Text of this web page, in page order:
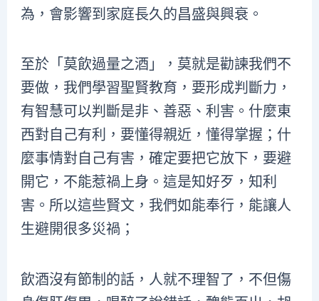
為，會影響到家庭長久的昌盛與興衰。
至於「莫飲過量之酒」，莫就是勸諫我們不
要做，我們學習聖賢教育，要形成判斷力，
有智慧可以判斷是非、善惡、利害。什麼東
西對自己有利，要懂得親近，懂得掌握；什
麼事情對自己有害，確定要把它放下，要避
開它，不能惹禍上身。這是知好歹，知利
害。所以這些賢文，我們如能奉行，能讓人
生避開很多災禍；
飲酒沒有節制的話，人就不理智了，不但傷